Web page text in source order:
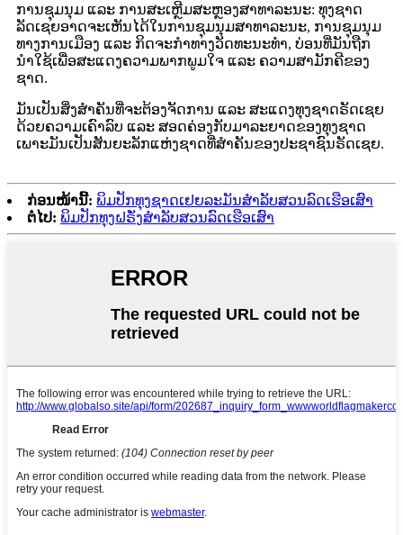
ການຊຸມນຸມ ແລະ ການສະເຫຼີມສະຫຼອງສາທາລະນະ: ທຸງຊາດ
ລັດເຊຍອາດຈະເຫັນໄດ້ໃນການຊຸມນຸມສາທາລະນະ, ການຊຸມນຸມ
ທາງການເມືອງ ແລະ ກິດຈະກຳທາງວັດທະນະທຳ, ບ່ອນທີ່ມັນຖືກ
ນຳໃຊ້ເພື່ອສະແດງຄວາມພາກພູມໃຈ ແລະ ຄວາມສາມັກຄີຂອງ
ຊາດ.
ມັນເປັນສິ່ງສຳຄັນທີ່ຈະຕ້ອງຈັດການ ແລະ ສະແດງທຸງຊາດຣັດເຊຍ
ດ້ວຍຄວາມເຄົາລົບ ແລະ ສອດຄ່ອງກັບມາລະຍາດຂອງທຸງຊາດ
ເພາະມັນເປັນສັນຍະລັກແຫ່ງຊາດທີ່ສຳຄັນຂອງປະຊາຊົນຣັດເຊຍ.
ກ່ອນໜ້ານີ້: ພິມປັກທຸງຊາດເຢຍລະມັນສຳລັບສວນລົດເຮືອເສົາ
ຕໍ່ໄປ: ພິມປັກທຸງຝຣັ່ງສຳລັບສວນລົດເຮືອເສົາ